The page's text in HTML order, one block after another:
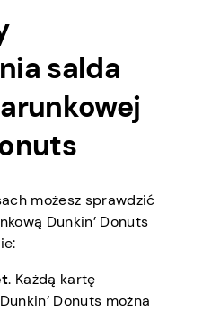
salda
możesz sprawdzić
Dunkin’ Donuts
. Każdą kartę
Donuts można